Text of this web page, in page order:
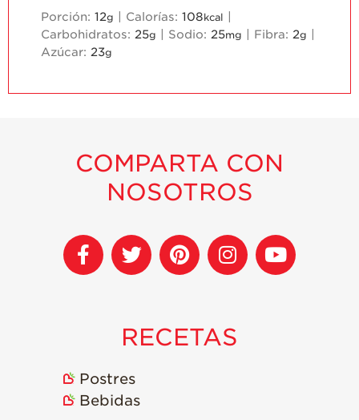
Porción: 12g Calorías: 108kcal
Carbohidratos: 25g Sodio: 25mg Fibra: 2g
Azúcar: 23g
COMPARTA CON
NOSOTROS
RECETAS
Postres
Bebidas